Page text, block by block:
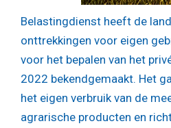
Belastingdienst heeft de
onttrekkingen voor eigen
voor het bepalen van het
2022 bekendgemaakt. Het
het eigen verbruik van de
agrarische producten en